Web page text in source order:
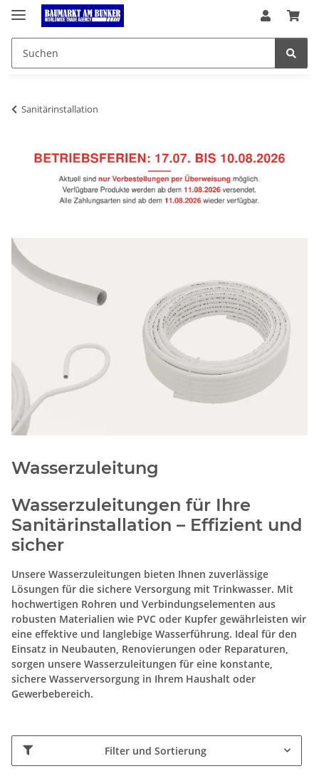
Sanitärinstallation
Wasserzuleitung
Wasserzuleitungen für Ihre
Sanitärinstallation – Effizient und
sicher
Unsere Wasserzuleitungen bieten Ihnen zuverlässige
Lösungen für die sichere Versorgung mit Trinkwasser. Mit
hochwertigen Rohren und Verbindungselementen aus
robusten Materialien wie PVC oder Kupfer gewährleisten wir
eine effektive und langlebige Wasserführung. Ideal für den
Einsatz in Neubauten, Renovierungen oder Reparaturen,
sorgen unsere Wasserzuleitungen für eine konstante,
sichere Wasserversorgung in Ihrem Haushalt oder
Gewerbebereich.
Filter und Sortierung